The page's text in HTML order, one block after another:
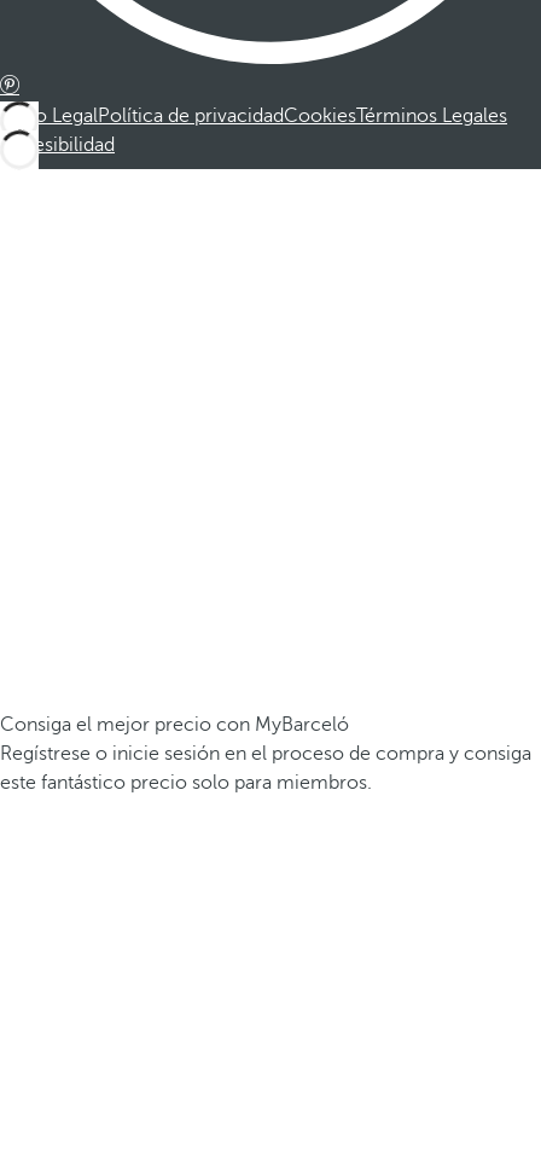
Aviso LegalPolítica de privacidadCookiesTérminos Legales
Accesibilidad
Consiga el mejor precio con MyBarceló
Regístrese o inicie sesión en el proceso de compra y consiga
este fantástico precio solo para miembros.